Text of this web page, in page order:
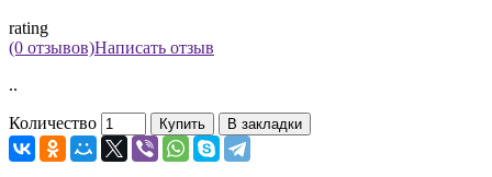
rating
(0 отзывов)Написать отзыв
..
Количество Купить В закладки